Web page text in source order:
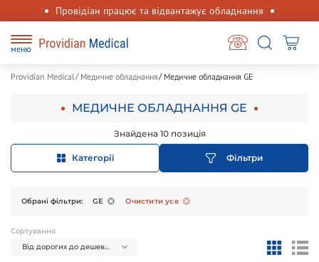
Провідіан працює та відвантажує обладнання
меню
Providian Medical Медичне обладнання Медичне обладнання GE
МЕДИЧНЕ ОБЛАДНАННЯ GE
Знайдена 10 позиція
Категорії Фільтри
Обрані фільтри: GE Очистити усе
Сортування
Від дорогих до дешевих